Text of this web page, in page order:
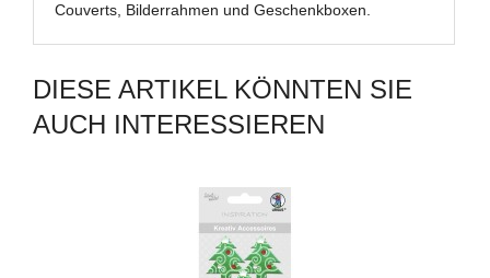
Couverts, Bilderrahmen und Geschenkboxen.
DIESE ARTIKEL KÖNNTEN SIE
AUCH INTERESSIEREN